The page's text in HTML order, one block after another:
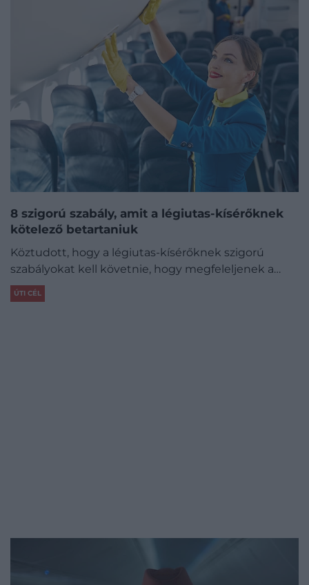
8 szigorú szabály, amit a légiutas-kísérőknek
kötelező betartaniuk
Köztudott, hogy a légiutas-kísérőknek szigorú
szabályokat kell követnie, hogy megfeleljenek a…
ÚTI CÉL